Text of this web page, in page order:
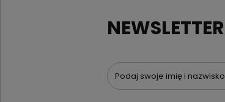
NEWSLETTER
Podaj swoje imię i nazwisko